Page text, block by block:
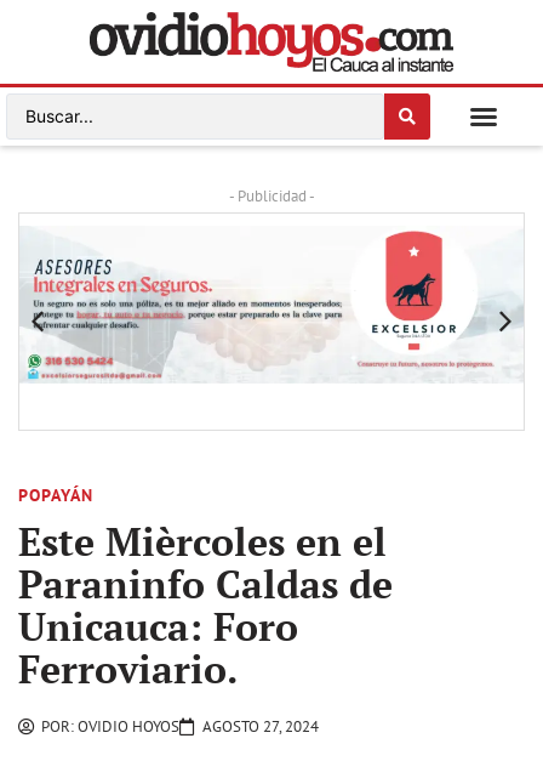
- Publicidad -
POPAYÁN
Este Mièrcoles en el
Paraninfo Caldas de
Unicauca: Foro
Ferroviario.
POR:OVIDIO HOYOS AGOSTO 27, 2024